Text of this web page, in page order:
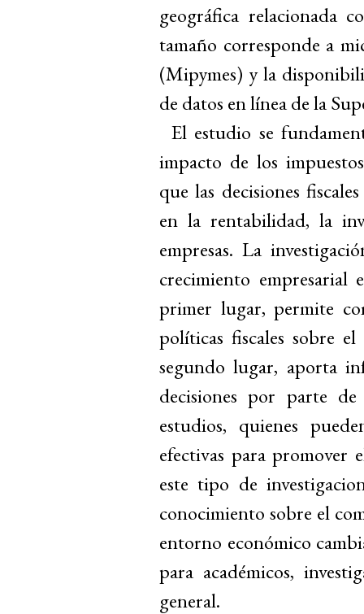
geográfica relacionada
tamaño corresponde a
(Mipymes) y la
de datos en línea de la
El estudio se
impacto de los
que las decisiones
en la rentabilidad, la
empresas. La
crecimiento empresarial
primer lugar, permite
políticas fiscales sobre
segundo lugar, aporta
decisiones por parte
estudios, quienes
efectivas para promover
este tipo de
conocimiento sobre el
entorno económico
para académicos,
general.